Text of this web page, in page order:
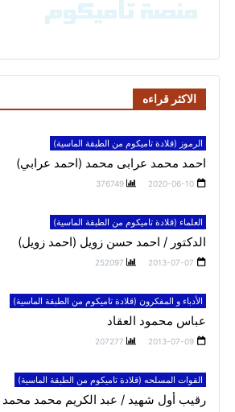
الاكثر قراءه
الرموز (قلادة تاميكوم من الطبقة الماسية)
احمد محمد عرابى محمد (احمد عرابي)
2020-06-10
376749
العلماء (قلادة تاميكوم من الطبقة الماسية)
الدكتور / احمد حسن زويل (احمد زويل)
2013-07-07
252097
الأدباء و المفكرون (قلادة تاميكوم من الطبقة الماسية)
عباس محمود العقاد
2013-07-09
207277
القوات المسلحه (قلادة تاميكوم من الطبقة الماسية)
رقيب أول شهيد / عبد الكريم محمد